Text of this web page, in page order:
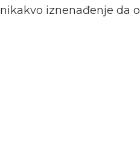
nikakvo iznenađenje da